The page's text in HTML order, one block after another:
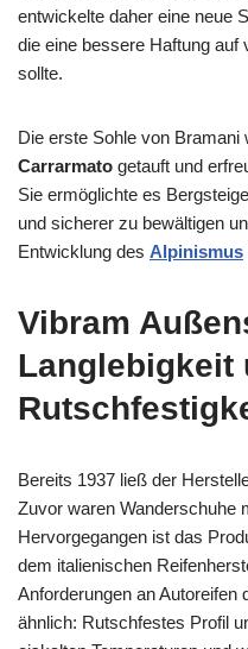
entwickelte daher eine neue
die eine bessere Haftung auf
sollte.
Die erste Sohle von Bramani
Carrarmato getauft und
Sie ermöglichte es
und sicherer zu bewältigen
Entwicklung des Alpinismus
Vibram
Langlebigkeit
Bereits 1937 ließ der
Zuvor waren Wanderschuhe
Hervorgegangen ist das
dem italienischen
Anforderungen an Autoreifen
ähnlich: Rutschfestes Profil